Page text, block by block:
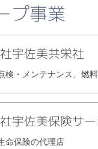
プ事業
宇佐美共栄社
検・メンテナンス、燃
宇佐美保険サ
命保険の代理店